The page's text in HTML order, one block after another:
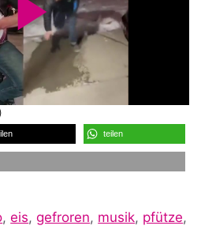
P
l
a
y
teilen
,eis,gefroren, musik, pfütze,